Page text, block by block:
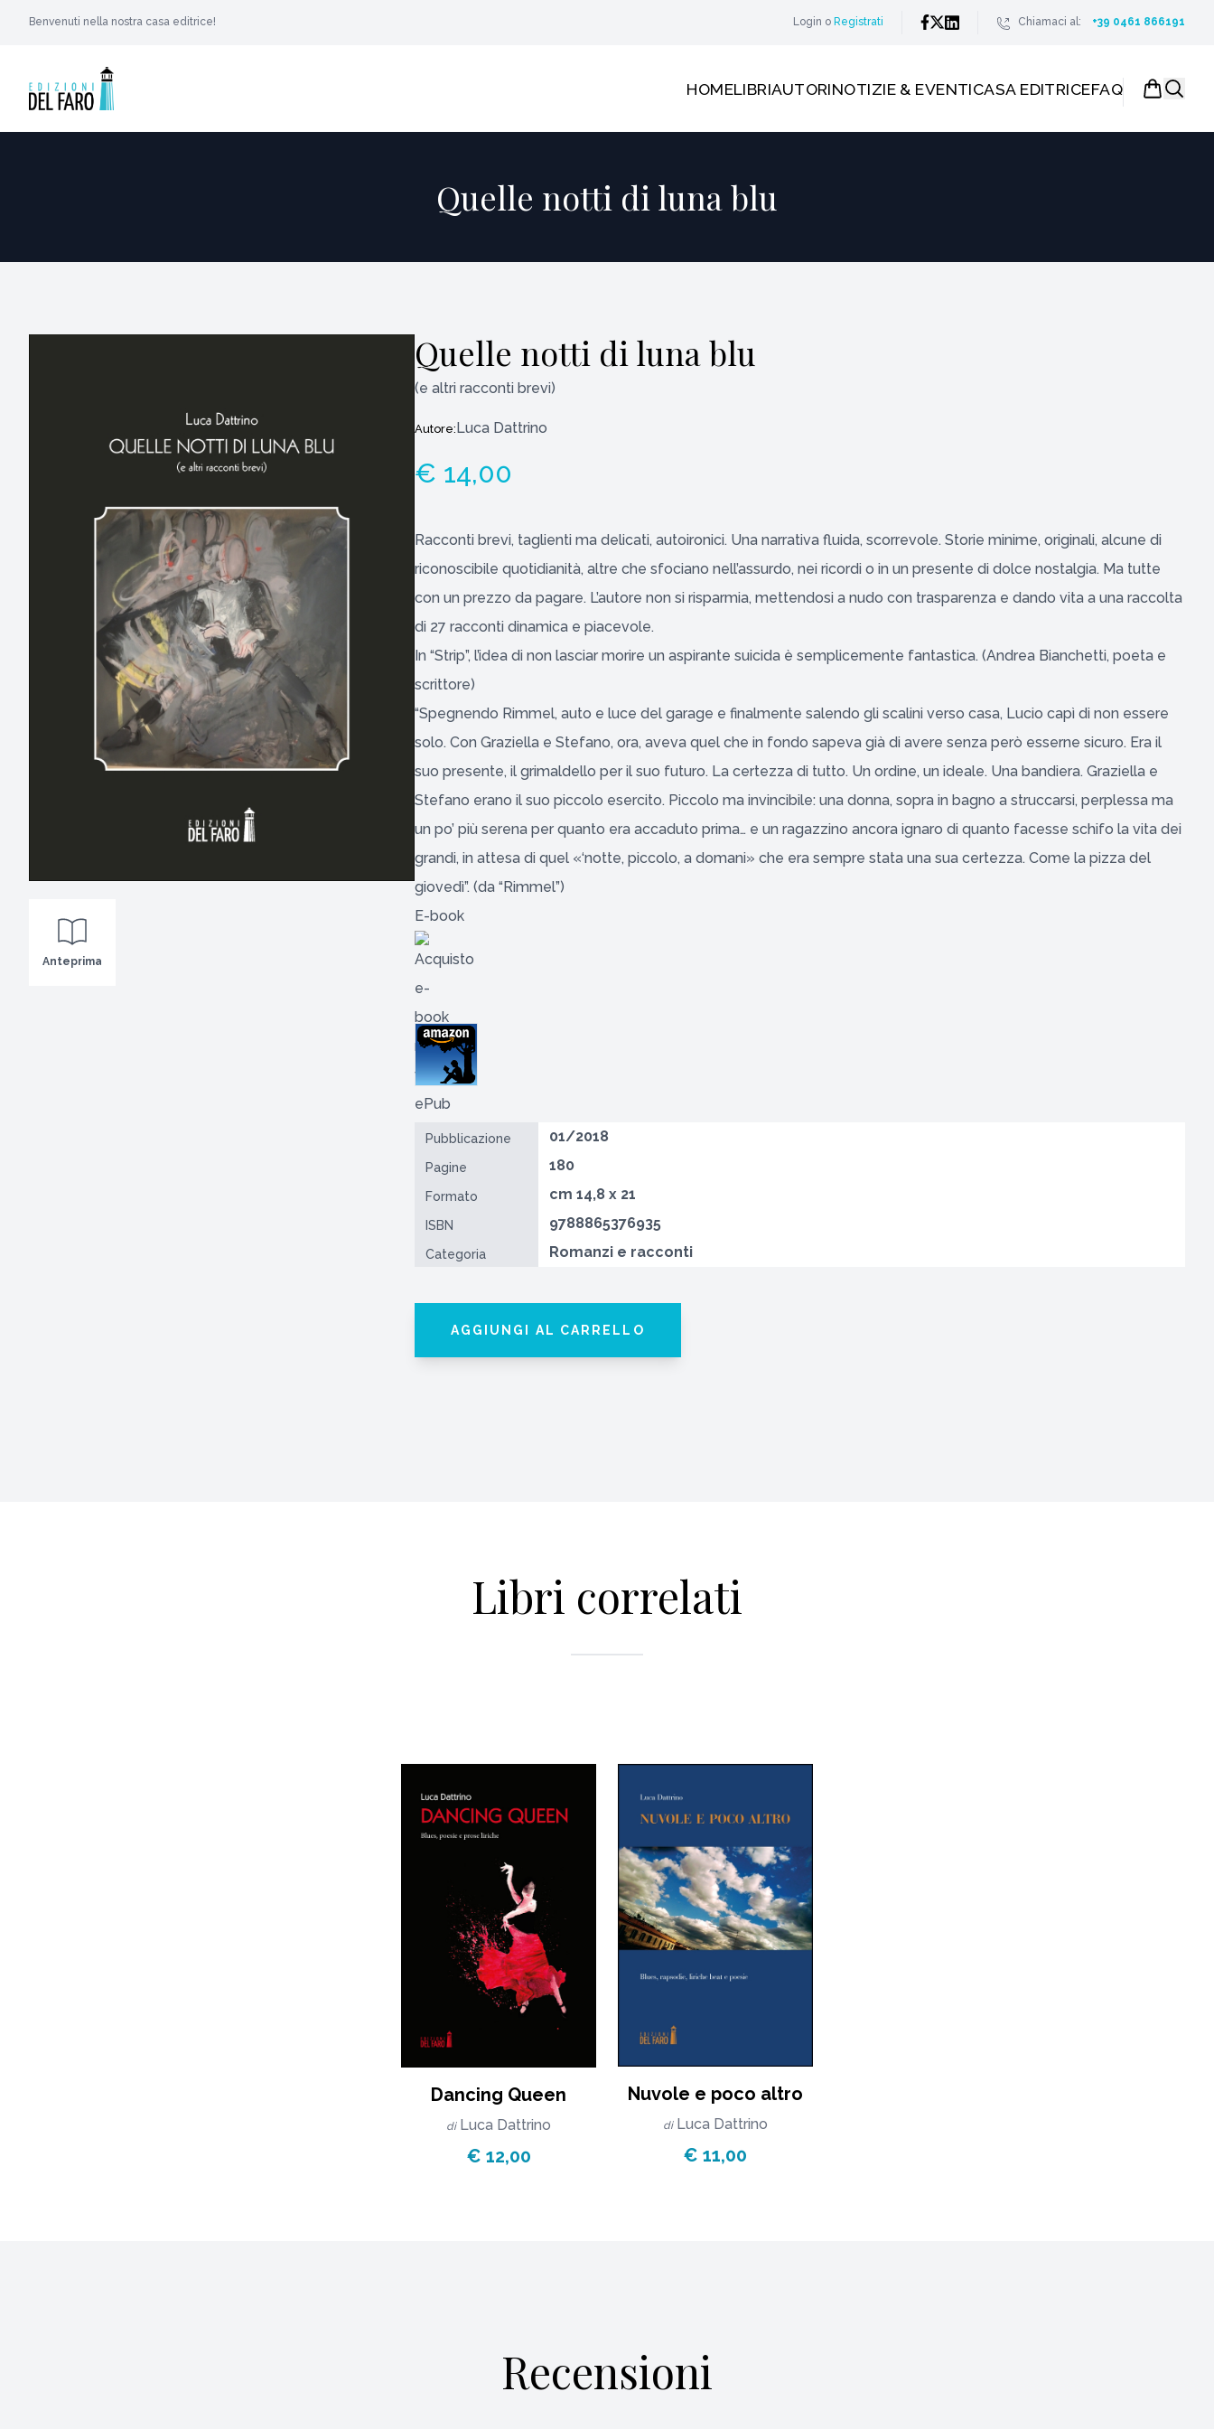
Benvenuti nella nostra casa editrice! Login o Registrati Chiamaci al: +39 0461 866191
HOMELIBRIAUTORINOTIZIE & EVENTICASA EDITRICEFAQ
Quelle notti di luna blu
Anteprima
Quelle notti di luna blu
(e altri racconti brevi)
Autore:Luca Dattrino
€ 14,00
Racconti brevi, taglienti ma delicati, autoironici. Una narrativa fluida, scorrevole. Storie minime, originali, alcune di
riconoscibile quotidianità, altre che sfociano nell’assurdo, nei ricordi o in un presente di dolce nostalgia. Ma tutte
con un prezzo da pagare. L’autore non si risparmia, mettendosi a nudo con trasparenza e dando vita a una raccolta
di 27 racconti dinamica e piacevole.
In “Strip”, l’idea di non lasciar morire un aspirante suicida è semplicemente fantastica. (Andrea Bianchetti, poeta e
scrittore)
“Spegnendo Rimmel, auto e luce del garage e finalmente salendo gli scalini verso casa, Lucio capì di non essere
solo. Con Graziella e Stefano, ora, aveva quel che in fondo sapeva già di avere senza però esserne sicuro. Era il
suo presente, il grimaldello per il suo futuro. La certezza di tutto. Un ordine, un ideale. Una bandiera. Graziella e
Stefano erano il suo piccolo esercito. Piccolo ma invincibile: una donna, sopra in bagno a struccarsi, perplessa ma
un po’ più serena per quanto era accaduto prima… e un ragazzino ancora ignaro di quanto facesse schifo la vita dei
grandi, in attesa di quel «‘notte, piccolo, a domani» che era sempre stata una sua certezza. Come la pizza del
giovedì”. (da “Rimmel”)
E-book
Pubblicazione 01/2018
Pagine 180
Formato cm 14,8 x 21
ISBN 9788865376935
Categoria Romanzi e racconti
AGGIUNGI AL CARRELLO
Libri correlati
Dancing Queen
di Luca Dattrino
€ 12,00
Nuvole e poco altro
di Luca Dattrino
€ 11,00
Recensioni